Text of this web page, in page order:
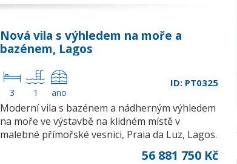
Nová vila s výhledem na moře a
bazénem, Lagos
3 1 ano
ID: PT0325
Moderní vila s bazénem a nádherným výhledem
na moře ve výstavbě na klidném místě v
malebné přímořské vesnici, Praia da Luz, Lagos.
56 881 750 Kč